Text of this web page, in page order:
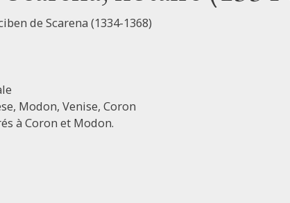
de Scarena (1334-1368)
Modon, Venise, Coron
à Coron et Modon.